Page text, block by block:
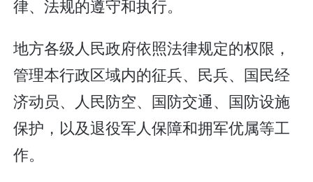
律、法规的遵守和执行。
地方各级人民政府依照法律规定的权限，
管理本行政区域内的征兵、民兵、国民经
济动员、人民防空、国防交通、国防设施
保护，以及退役军人保障和拥军优属等工
作。